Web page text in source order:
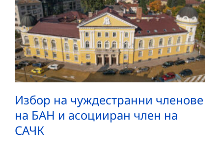
Избор на чуждестранни членове
на БАН и асоцииран член на
САЧК